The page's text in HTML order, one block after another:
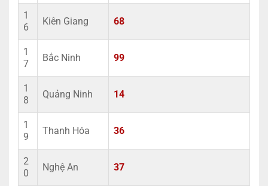
1
6
Kiên Giang 68
1
7
Bắc Ninh 99
1
8
Quảng Ninh 14
1
9
Thanh Hóa 36
2
0
Nghệ An 37